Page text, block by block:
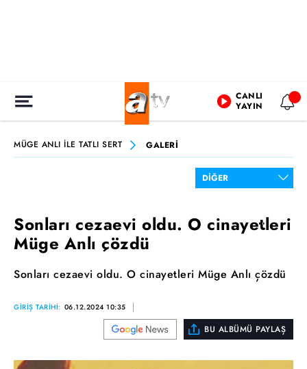
CANLI
YAYIN
MÜGE ANLI İLE TATLI SERT GALERİ
Sonları cezaevi oldu. O cinayetleri
Müge Anlı çözdü
Sonları cezaevi oldu. O cinayetleri Müge Anlı çözdü
GİRİŞ TARİHİ: 06.12.2024 10:35
BU ALBÜMÜ PAYLAŞ